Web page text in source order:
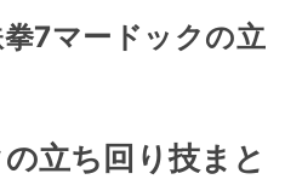
拳7マードックの立
立ち回り技まと